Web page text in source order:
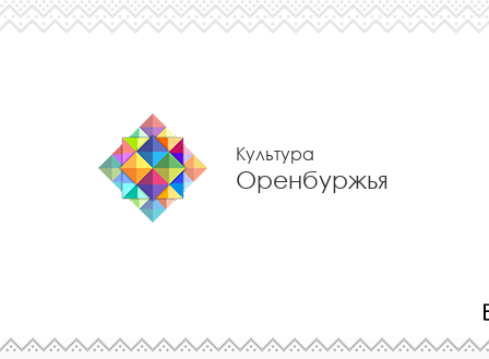
Культура
Оренбуржья